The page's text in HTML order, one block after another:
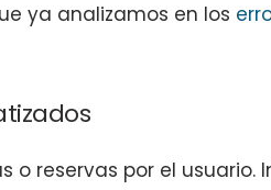
ya analizamos en los
o reservas por el usuario.